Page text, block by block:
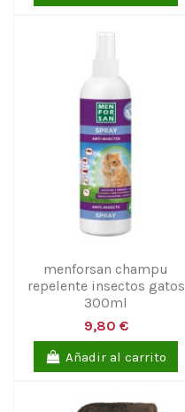
menforsan champu
repelente insectos gatos
300ml
9,80 €
Añadir al carrito